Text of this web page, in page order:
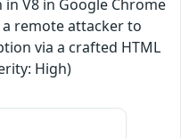
V8 in Google Chrome
remote attacker to
via a crafted HTML
High)